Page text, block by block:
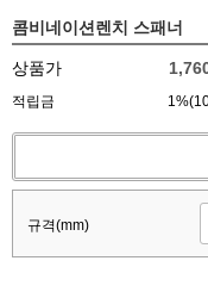
콤비네이션렌치 스패너
상품가
적립금
규격(mm)